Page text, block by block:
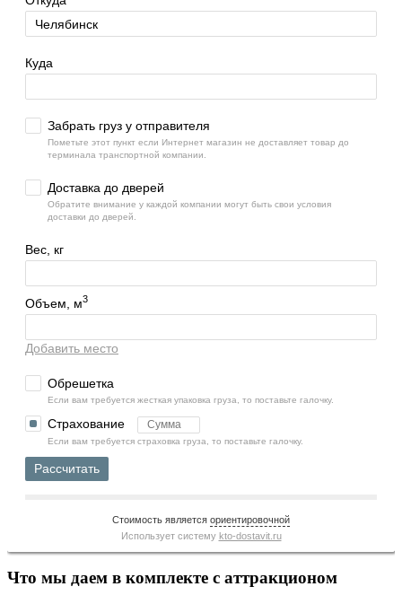
Куда
Забрать груз у отправителя
Пометьте этот пункт если Интернет магазин не доставляет товар до
терминала транспортной компании.
Доставка до дверей
Обратите внимание у каждой компании могут быть свои условия
доставки до дверей.
Вес, кг
Объем, м3
Добавить место
Обрешетка
Если вам требуется жесткая упаковка груза, то поставьте галочку.
Страхование
Если вам требуется страховка груза, то поставьте галочку.
Рассчитать
Стоимость является ориентировочной
Использует систему kto-dostavit.ru
Что мы даем в комплекте с аттракционом